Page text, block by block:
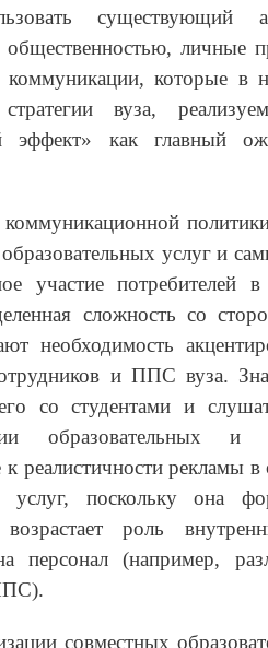
существующий
общественностью,
которые в
стратегии вуза,
эффект» как главный
услуг и
участие потребителей в
сложность со
необходимость
и ППС вуза.
со студентами и
образовательных и
реалистичности рекламы в
услуг, поскольку она
роль
персонал (например,
совместных